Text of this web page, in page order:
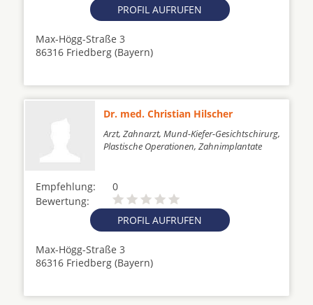
PROFIL AUFRUFEN
Max-Högg-Straße 3
86316 Friedberg (Bayern)
Dr. med. Christian Hilscher
Arzt, Zahnarzt, Mund-Kiefer-Gesichtschirurg,
Plastische Operationen, Zahnimplantate
Empfehlung:
0
Bewertung:
PROFIL AUFRUFEN
Max-Högg-Straße 3
86316 Friedberg (Bayern)